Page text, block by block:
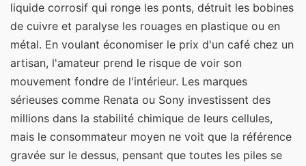
liquide corrosif qui ronge les ponts, détruit les bobines
de cuivre et paralyse les rouages en plastique ou en
métal. En voulant économiser le prix d'un café chez un
artisan, l'amateur prend le risque de voir son
mouvement fondre de l'intérieur. Les marques
sérieuses comme Renata ou Sony investissent des
millions dans la stabilité chimique de leurs cellules,
mais le consommateur moyen ne voit que la référence
gravée sur le dessus, pensant que toutes les piles se